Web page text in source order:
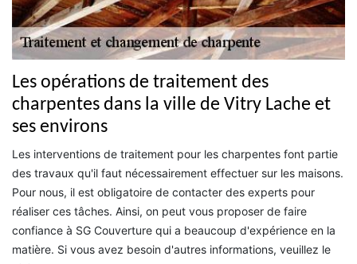
Les opérations de traitement des
charpentes dans la ville de Vitry Lache et
ses environs
Les interventions de traitement pour les charpentes font partie
des travaux qu'il faut nécessairement effectuer sur les maisons.
Pour nous, il est obligatoire de contacter des experts pour
réaliser ces tâches. Ainsi, on peut vous proposer de faire
confiance à SG Couverture qui a beaucoup d'expérience en la
matière. Si vous avez besoin d'autres informations, veuillez le